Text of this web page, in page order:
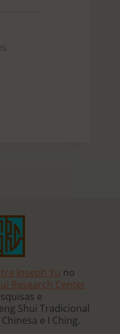
Joseph Yu no
Research Center
e
Shui Tradicional
e I Ching.